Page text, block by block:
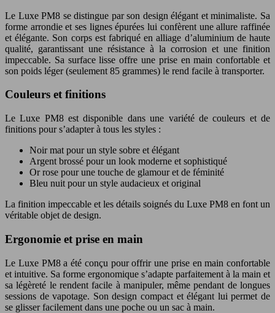
Le Luxe PM8 se distingue par son design élégant et minimaliste. Sa
forme arrondie et ses lignes épurées lui confèrent une allure raffinée
et élégante. Son corps est fabriqué en alliage d’aluminium de haute
qualité, garantissant une résistance à la corrosion et une finition
impeccable. Sa surface lisse offre une prise en main confortable et
son poids léger (seulement 85 grammes) le rend facile à transporter.
Couleurs et finitions
Le Luxe PM8 est disponible dans une variété de couleurs et de
finitions pour s’adapter à tous les styles :
Noir mat pour un style sobre et élégant
Argent brossé pour un look moderne et sophistiqué
Or rose pour une touche de glamour et de féminité
Bleu nuit pour un style audacieux et original
La finition impeccable et les détails soignés du Luxe PM8 en font un
véritable objet de design.
Ergonomie et prise en main
Le Luxe PM8 a été conçu pour offrir une prise en main confortable
et intuitive. Sa forme ergonomique s’adapte parfaitement à la main et
sa légèreté le rendent facile à manipuler, même pendant de longues
sessions de vapotage. Son design compact et élégant lui permet de
se glisser facilement dans une poche ou un sac à main.